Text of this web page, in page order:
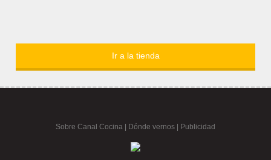
Ir a la tienda
Sobre Canal Cocina Dónde vernos | Publicidad